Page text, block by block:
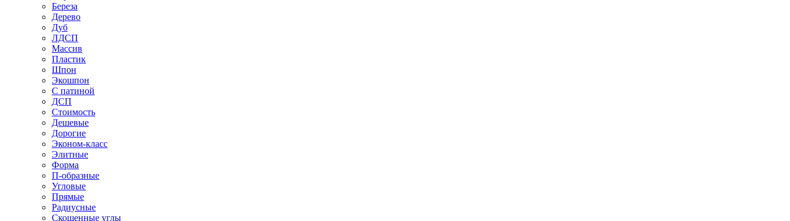
Береза
Дерево
Дуб
ЛДСП
Массив
Пластик
Шпон
Экошпон
С патиной
ДСП
Стоимость
Дешевые
Дорогие
Эконом-класс
Элитные
Форма
П-образные
Угловые
Прямые
Радиусные
Скошенные углы